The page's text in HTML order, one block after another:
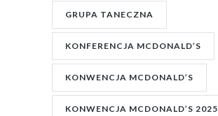
GRUPA TANECZNA
KONFERENCJA MCDONALD’S
KONWENCJA MCDONALD’S
KONWENCJA MCDONALD’S 2025